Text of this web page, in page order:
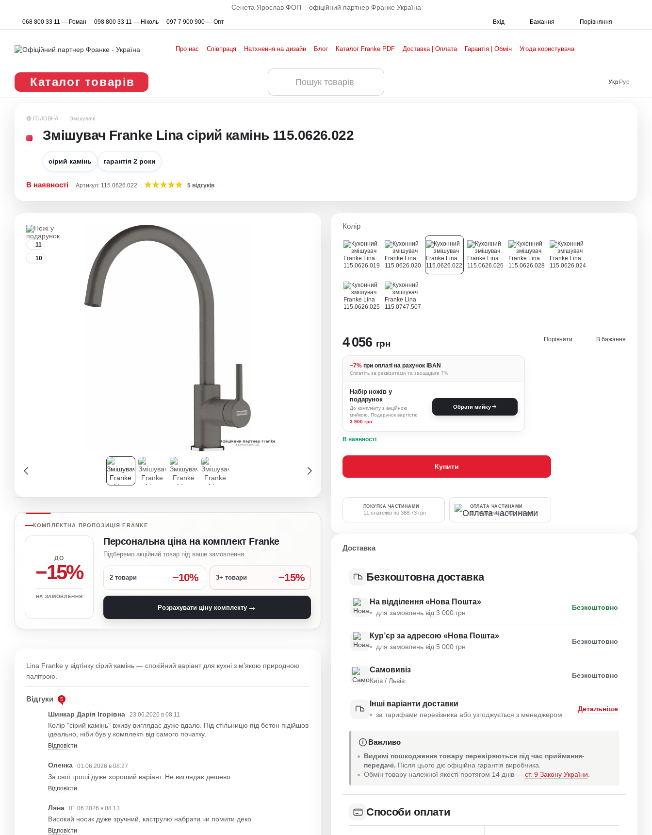
Сенета Ярослав ФОП – офіційний партнер Франке Україна
068 800 33 11 — Роман 098 800 33 11 — Ніколь 097 7 900 900 — Опт Вхід Бажання Порівняння
Про нас Співпраця Натхнення на дизайн Блог Каталог Franke PDF Доставка | Оплата Гарантія | Обмін Угода користувача
Каталог товарів Укр Рус
🔴 ГОЛОВНА Змішувачі
Змішувач Franke Lina сірий камінь 115.0626.022
сірий камінь гарантія 2 роки
В наявності Артикул: 115.0626.022 5 відгуків
11
10
КОМПЛЕКТНА ПРОПОЗИЦІЯ FRANKE
ДО
−15%
НА ЗАМОВЛЕННЯ
Персональна ціна на комплект Franke
Підберемо акційний товар під ваше замовлення
2 товари −10% 3+ товари −15%
Розрахувати ціну комплекту →
Lina Franke у відтінку сірий камінь — спокійний варіант для кухні з м’якою природною
палітрою.
Відгуки 5
Шинкар Дарія Ігорівна 23.06.2026 в 08:11
Колір "сірий камінь" вживу виглядає дуже вдало. Під стільницю під бетон підійшов
ідеально, ніби був у комплекті від самого початку.
Відповісти
Оленка 01.06.2026 в 08:27
За свої гроші дуже хороший варіант. Не виглядає дешево
Відповісти
Ляна 01.06.2026 в 08:13
Високий носик дуже зручний, каструлю набрати чи помити деко
Відповісти
Колір
4 056 грн
−7% при оплаті на рахунок IBAN
Сплатіть за реквізитами та заощадьте 7%
Набір ножів у
подарунок
До комплекту з акційною
мийкою.
Подарунок вартістю
3 900 грн
Обрати мийку
В наявності
Порівняти В бажання
Купити
ПОКУПКА ЧАСТИНАМИ
11 платежів по 368.73 грн
ОПЛАТА ЧАСТИНАМИ
10 платежів по 405.60 грн
Доставка
Безкоштовна доставка
На відділення «Нова Пошта»
для замовлень від 3 000 грн
Безкоштовно
Кур’єр за адресою «Нова Пошта»
для замовлень від 5 000 грн
Безкоштовно
Самовивіз
Київ / Львів
Безкоштовно
Інші варіанти доставки
за тарифами перевізника або узгоджується з менеджером
Детальніше
Важливо
Видимі пошкодження товару перевіряються під час приймання-
передачі. Після цього діє офіційна гарантія виробника.
Обмін товару належної якості протягом 14 днів — ст. 9 Закону України
Способи оплати